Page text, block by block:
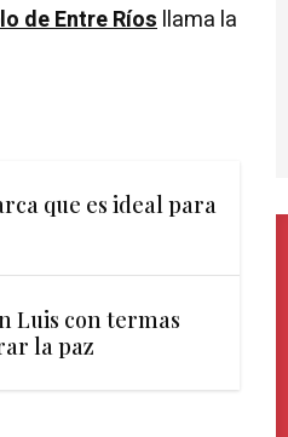
de Entre Ríosllama la
que es ideal para
Luis con termas
la paz